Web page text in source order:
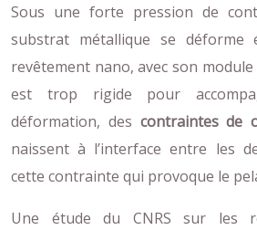
Sous une forte pression de
substrat métallique se déforme
revêtement nano, avec son
est trop rigide pour
déformation, des contraintes de
naissent à l’interface entre les
cette contrainte qui provoque le
Une étude du CNRS sur les